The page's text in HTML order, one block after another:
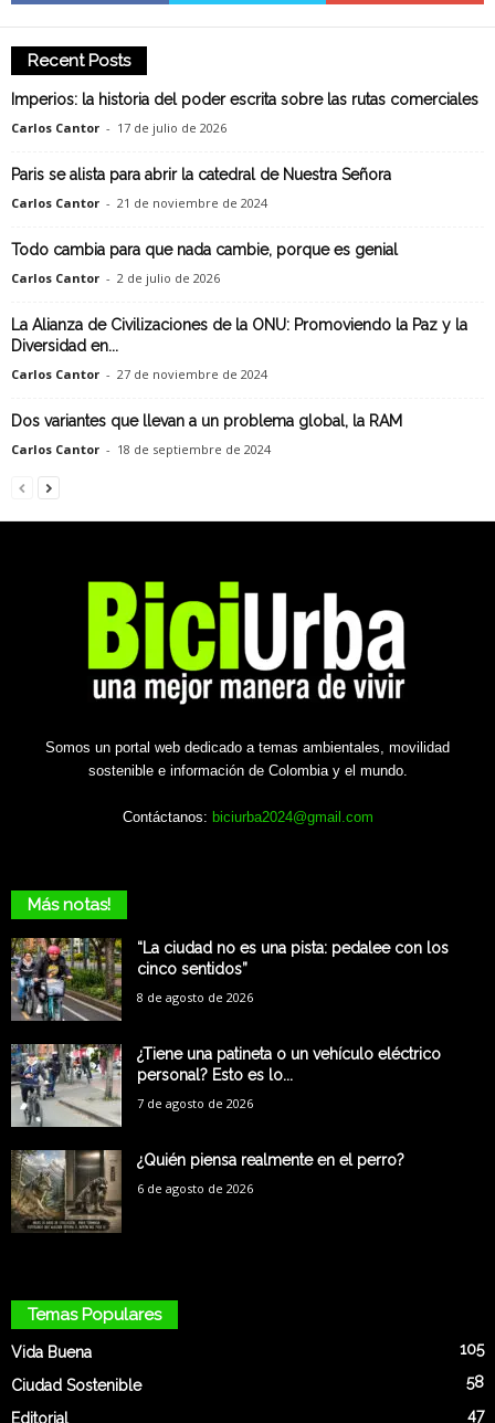
Recent Posts
Imperios: la historia del poder escrita sobre las rutas comerciales
Carlos Cantor - 17 de julio de 2026
Paris se alista para abrir la catedral de Nuestra Señora
Carlos Cantor - 21 de noviembre de 2024
Todo cambia para que nada cambie, porque es genial
Carlos Cantor - 2 de julio de 2026
La Alianza de Civilizaciones de la ONU: Promoviendo la Paz y la
Diversidad en...
Carlos Cantor - 27 de noviembre de 2024
Dos variantes que llevan a un problema global, la RAM
Carlos Cantor - 18 de septiembre de 2024
Somos un portal web dedicado a temas ambientales, movilidad
sostenible e información de Colombia y el mundo.
Contáctanos: biciurba2024@gmail.com
Más notas!
“La ciudad no es una pista: pedalee con los
cinco sentidos”
8 de agosto de 2026
¿Tiene una patineta o un vehículo eléctrico
personal? Esto es lo...
7 de agosto de 2026
¿Quién piensa realmente en el perro?
6 de agosto de 2026
Temas Populares
Vida Buena 105
Ciudad Sostenible 58
Editorial 47